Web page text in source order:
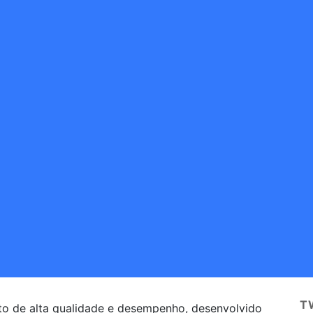
de alta qualidade e desempenho, desenvolvido